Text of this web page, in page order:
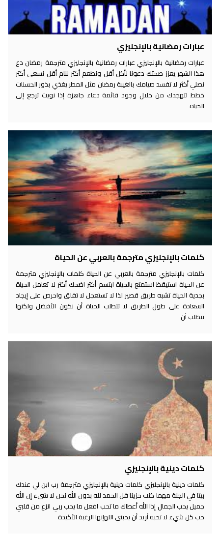
عبارات رمضانية بالإنجليزي
عبارات رمضانية بالإنجليزي عبارات رمضانية بالإنجليزي مترجمة رمضان دع
هذا الشهر يعزز صحتك دعونا نأكل أقل ونطعم أكثر ننام أقل نسعى أكثر
نصلي أكثر لا تفسد صيامك بالغيبة رمضان مثل المطر يغذي بذور الحسنات
خطط لتهجدك من خلال وجود قائمة دعاء جاهزة إذا نويت ترجع إلى
الحياة
كلمات بالإنجليزي مترجمة بالعربي عن الحياة
كلمات بالإنجليزي مترجمة بالعربي عن الحياة كلمات بالإنجليزي مترجمة
عن الحياة استيقظ استمتع بالحياة ابتسم أكثر اضحك أكثر لا تعامل الحياة
بجدية الحياة تشبه طريق قصير لذا لا تستعجل لا تقلق واحرص على إيجاد
السعادة على طول الطريق لا تتطلب الحياة أن نكون الأفضل ولكنها
تتطلب أن
كلمات دينية بالإنجليزي
كلمات دينية بالإنجليزي كلمات دينية بالإنجليزي مترجمة رب ابن لي عندك
بيتا في الجنة مهما كنت حزينا قل الحمد لله بدون الله نحن لا شيء إن الله
جميل يحب الجمال إذا الله أعطاك ما تحب افعل ما يحب ربي انزع من قلبي
حب كل شيء لا تحبه أريد أن يحبني اللهإنها الرغبة الأكيدة